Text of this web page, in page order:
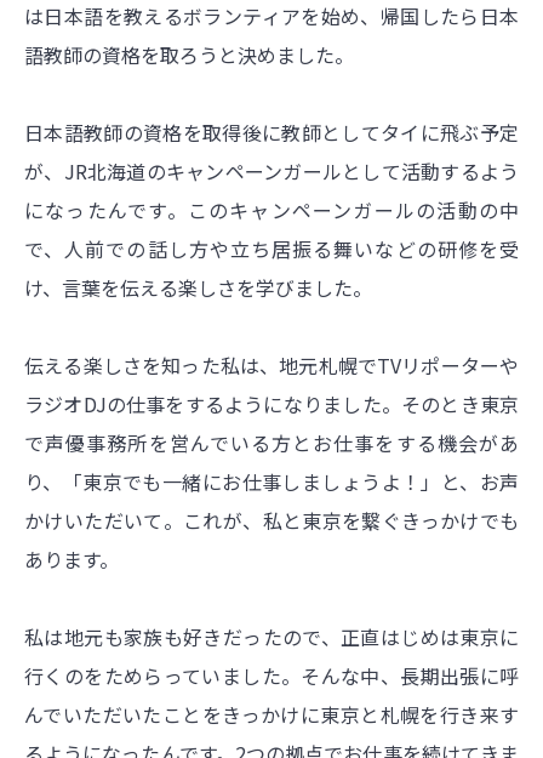
は日本語を教えるボランティアを始め、帰国したら日本
語教師の資格を取ろうと決めました。
日本語教師の資格を取得後に教師としてタイに飛ぶ予定
が、JR北海道のキャンペーンガールとして活動するよう
になったんです。このキャンペーンガールの活動の中
で、人前での話し方や立ち居振る舞いなどの研修を受
け、言葉を伝える楽しさを学びました。
伝える楽しさを知った私は、地元札幌でTVリポーターや
ラジオDJの仕事をするようになりました。そのとき東京
で声優事務所を営んでいる方とお仕事をする機会があ
り、「東京でも一緒にお仕事しましょうよ！」と、お声
かけいただいて。これが、私と東京を繋ぐきっかけでも
あります。
私は地元も家族も好きだったので、正直はじめは東京に
行くのをためらっていました。そんな中、長期出張に呼
んでいただいたことをきっかけに東京と札幌を行き来す